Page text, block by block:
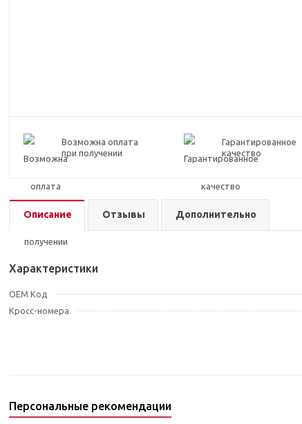
Возможна оплата
при получении
Гарантированное
качество
Описание Отзывы Дополнительно
Характеристики
OEM Код
Кросс-номера
Персональные рекомендации